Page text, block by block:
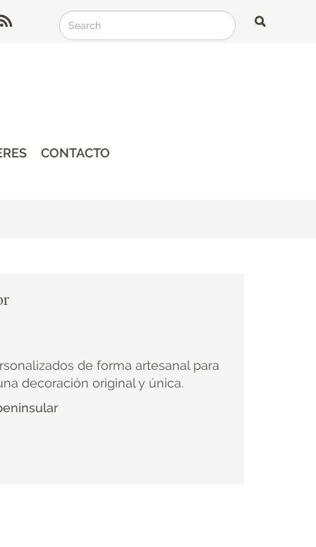
Search
Search
Search
CONTACTO
de forma artesanal para
decoración original y única.